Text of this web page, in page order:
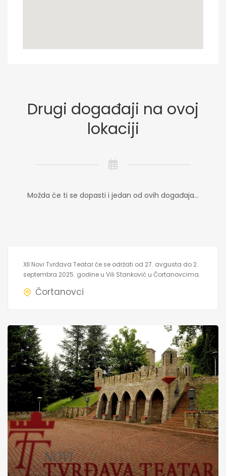
Drugi događaji na ovoj
lokaciji
Možda će ti se dopasti i jedan od ovih događaja...
XII Novi Tvrđava Teatar će se održati od 27. avgusta do 2.
septembra 2025. godine u Vili Stanković u Čortanovcima.
Čortanovci